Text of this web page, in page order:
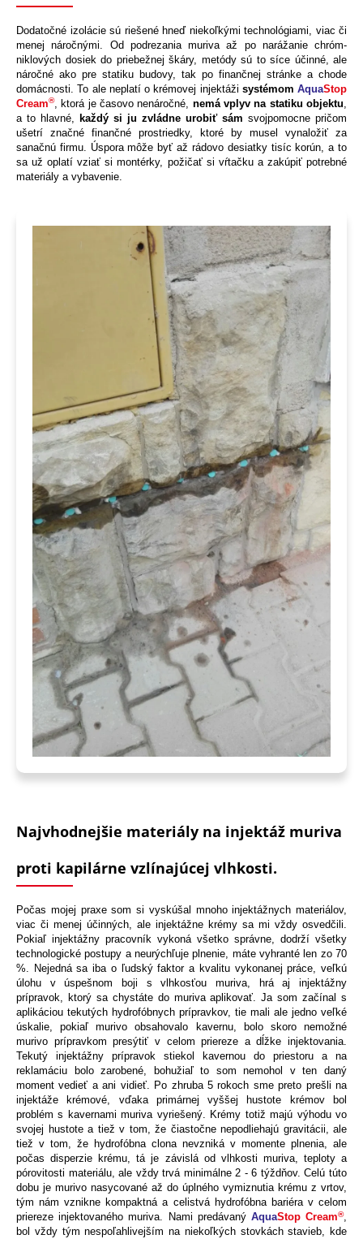
Dodatočné izolácie sú riešené hneď niekoľkými technológiami, viac či
menej náročnými. Od podrezania muriva až po narážanie chróm-
niklových dosiek do priebežnej škáry, metódy sú to síce účinné, ale
náročné ako pre statiku budovy, tak po finančnej stránke a chode
domácnosti. To ale neplatí o krémovej injektáži systémom AquaStop
Cream®, ktorá je časovo nenáročné, nemá vplyv na statiku objektu,
a to hlavné, každý si ju zvládne urobiť sám svojpomocne pričom
ušetrí značné finančné prostriedky, ktoré by musel vynaložiť za
sanačnú firmu. Úspora môže byť až rádovo desiatky tisíc korún, a to
sa už oplatí vziať si montérky, požičať si vŕtačku a zakúpiť potrebné
materiály a vybavenie.
Najvhodnejšie materiály na injektáž muriva
proti kapilárne vzlínajúcej vlhkosti.
Počas mojej praxe som si vyskúšal mnoho injektážnych materiálov,
viac či menej účinných, ale injektážne krémy sa mi vždy osvedčili.
Pokiaľ injektážny pracovník vykoná všetko správne, dodrží všetky
technologické postupy a neurýchľuje plnenie, máte vyhranté len zo 70
%. Nejedná sa iba o ľudský faktor a kvalitu vykonanej práce, veľkú
úlohu v úspešnom boji s vlhkosťou muriva, hrá aj injektážny
prípravok, ktorý sa chystáte do muriva aplikovať. Ja som začínal s
aplikáciou tekutých hydrofóbnych prípravkov, tie mali ale jedno veľké
úskalie, pokiaľ murivo obsahovalo kavernu, bolo skoro nemožné
murivo prípravkom presýtiť v celom priereze a dĺžke injektovania.
Tekutý injektážny prípravok stiekol kavernou do priestoru a na
reklamáciu bolo zarobené, bohužiaľ to som nemohol v ten daný
moment vedieť a ani vidieť. Po zhruba 5 rokoch sme preto prešli na
injektáže krémové, vďaka primárnej vyššej hustote krémov bol
problém s kavernami muriva vyriešený. Krémy totiž majú výhodu vo
svojej hustote a tiež v tom, že čiastočne nepodliehajú gravitácii, ale
tiež v tom, že hydrofóbna clona nevzniká v momente plnenia, ale
počas disperzie krému, tá je závislá od vlhkosti muriva, teploty a
pórovitosti materiálu, ale vždy trvá minimálne 2 - 6 týždňov. Celú túto
dobu je murivo nasycované až do úplného vymiznutia krému z vrtov,
tým nám vznikne kompaktná a celistvá hydrofóbna bariéra v celom
priereze injektovaného muriva. Nami predávaný AquaStop Cream®,
bol vždy tým nespoľahlivejším na niekoľkých stovkách stavieb, kde